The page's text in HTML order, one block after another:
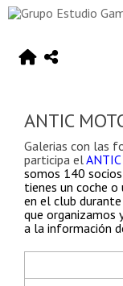
ANTIC
Galerias con las
participa el
somos 140
tienes un coche
en el club
que organizamos
a la información